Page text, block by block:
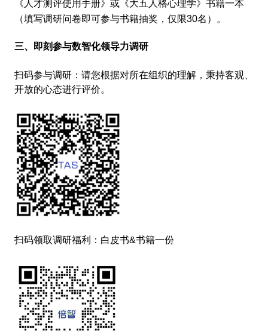
《人才测评使用手册》或《大五人格心理学》书籍一本
（填写调研问卷即可参与书籍抽奖，仅限30名）。
三、即刻参与数智化领导力调研
扫码参与调研：请您根据对所在组织的理解，秉持客观、
开放的心态进行评价。
扫码领取调研福利：白皮书&书籍一份